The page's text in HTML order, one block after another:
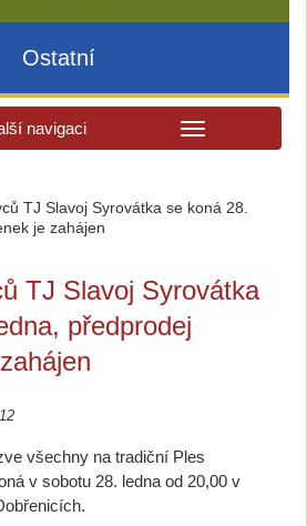
Ostatní
navigaci
TJ Slavoj Syrovátka se koná 28.
je zahájen
TJ Slavoj Syrovátka
předprodej
všechny na tradiční Ples
v sobotu 28. ledna od 20,00 v